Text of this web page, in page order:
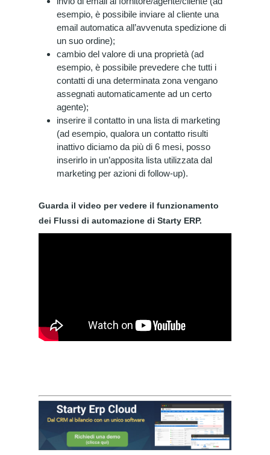
esempio, è possibile inviare al cliente una
email automatica all’avvenuta spedizione di
un suo ordine);
cambio del valore di una proprietà (ad
esempio, è possibile prevedere che tutti i
contatti di una determinata zona vengano
assegnati automaticamente ad un certo
agente);
inserire il contatto in una lista di marketing
(ad esempio, qualora un contatto risulti
inattivo diciamo da più di 6 mesi, posso
inserirlo in un’apposita lista utilizzata dal
marketing per azioni di follow-up).
Guarda il video per vedere il funzionamento
dei Flussi di automazione di Starty ERP.